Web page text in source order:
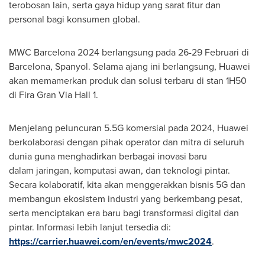
terobosan lain, serta gaya hidup yang sarat fitur dan
personal bagi konsumen global.
MWC Barcelona 2024 berlangsung pada 26-29 Februari di
Barcelona, Spanyol. Selama ajang ini berlangsung, Huawei
akan memamerkan produk dan solusi terbaru di stan 1H50
di Fira Gran Via Hall 1.
Menjelang peluncuran 5.5G komersial pada 2024, Huawei
berkolaborasi dengan pihak operator dan mitra di seluruh
dunia guna menghadirkan berbagai inovasi baru
dalam jaringan, komputasi awan, dan teknologi pintar.
Secara kolaboratif, kita akan menggerakkan bisnis 5G dan
membangun ekosistem industri yang berkembang pesat,
serta menciptakan era baru bagi transformasi digital dan
pintar. Informasi lebih lanjut tersedia di:
https://carrier.huawei.com/en/events/mwc2024.